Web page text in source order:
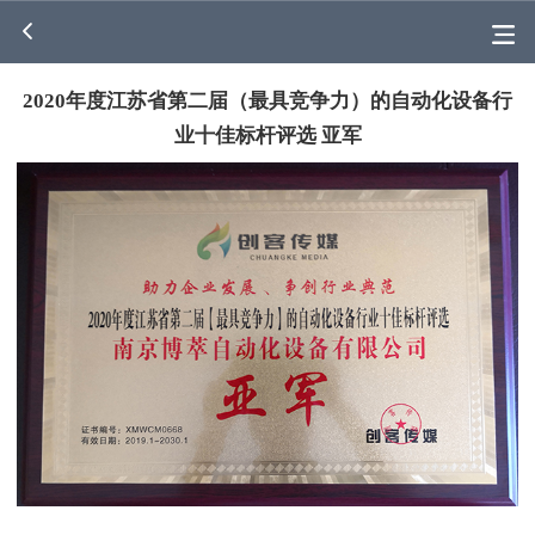
2020年度江苏省第二届（最具竞争力）的自动化设备行
业十佳标杆评选 亚军